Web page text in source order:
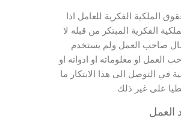
الملكية الفكرية للعامل اذا
الفكرية المبتكر من قبله لا
صاحب العمل ولم يستخدم
العمل او معلوماته او ادواته او
في التوصل الى هذا الابتكار ما
على غير ذلك .
العمل